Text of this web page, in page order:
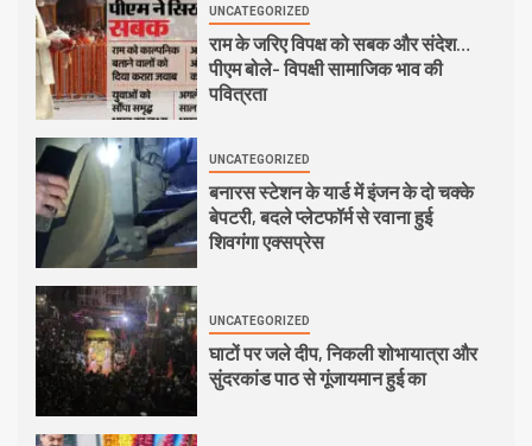
UNCATEGORIZED
राम के जरिए विपक्ष को सबक और संदेश…
पीएम बोले- विपक्षी सामाजिक भाव की
पवित्रता
UNCATEGORIZED
बनारस स्टेशन के यार्ड में इंजन के दो चक्के
बेपटरी, बदले प्लेटफॉर्म से रवाना हुई
शिवगंगा एक्सप्रेस
UNCATEGORIZED
घाटों पर जले दीप, निकली शोभायात्रा और
सुंदरकांड पाठ से गूंजायमान हुई का